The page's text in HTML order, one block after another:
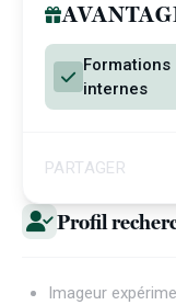
Profil
Imageur
Formations
internes
PARTAGER